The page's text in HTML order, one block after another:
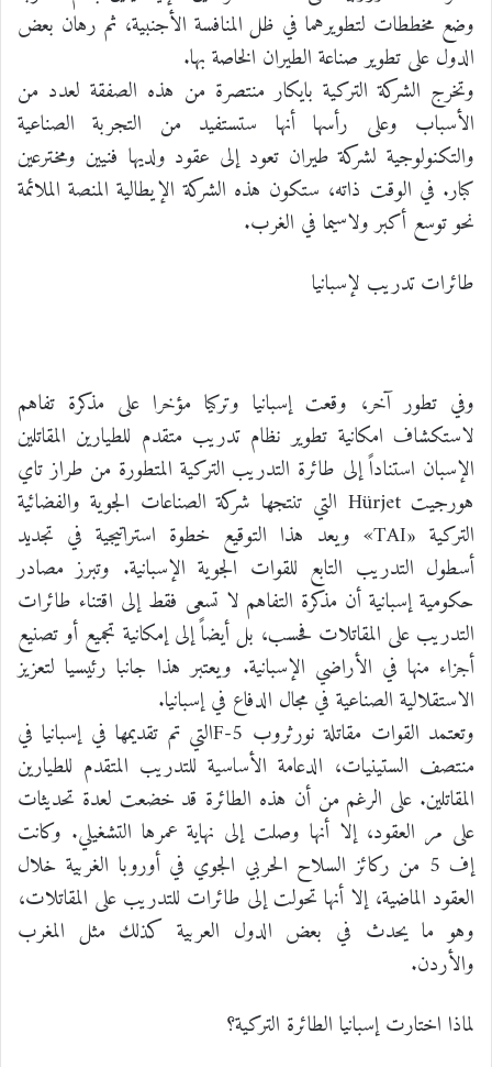
وضع مخططات لتطويرهما في ظل المنافسة الأجنبية، ثم رهان بعض
الدول على تطوير صناعة الطيران الخاصة بها.
وتخرج الشركة التركية بايكار منتصرة من هذه الصفقة لعدد من
الأسباب وعلى رأسها أنها ستستفيد من التجربة الصناعية
والتكنولوجية لشركة طيران تعود إلى عقود ولديها فنيين ومخترعين
كبار. في الوقت ذاته، ستكون هذه الشركة الإيطالية المنصة الملائمة
نحو توسع أكبر ولاسيما في الغرب.
طائرات تدريب لإسبانيا
وفي تطور آخر، وقعت إسبانيا وتركيا مؤخرا على مذكرة تفاهم
لاستكشاف امكانية تطوير نظام تدريب متقدم للطيارين المقاتلين
الإسبان استناداً إلى طائرة التدريب التركية المتطورة من طراز تاي
هورجيت Hürjet التي تنتجها شركة الصناعات الجوية والفضائية
التركية «TAI» ويعد هذا التوقيع خطوة استراتيجية في تجديد
أسطول التدريب التابع للقوات الجوية الإسبانية. وتبرز مصادر
حكومية إسبانية أن مذكرة التفاهم لا تسعى فقط إلى اقتناء طائرات
التدريب على المقاتلات فحسب، بل أيضاً إلى إمكانية تجميع أو تصنيع
أجزاء منها في الأراضي الإسبانية. ويعتبر هذا جانبا رئيسيا لتعزيز
الاستقلالية الصناعية في مجال الدفاع في إسبانيا.
وتعتمد القوات مقاتلة نورثروب F-5التي تم تقديمها في إسبانيا في
منتصف الستينيات، الدعامة الأساسية للتدريب المتقدم للطيارين
المقاتلين. على الرغم من أن هذه الطائرة قد خضعت لعدة تحديثات
على مر العقود، إلا أنها وصلت إلى نهاية عمرها التشغيلي. وكانت
إف 5 من ركائز السلاح الحربي الجوي في أوروبا الغربية خلال
العقود الماضية، إلا أنها تحولت إلى طائرات للتدريب على المقاتلات،
وهو ما يحدث في بعض الدول العربية كذلك مثل المغرب
والأردن.
لماذا اختارت إسبانيا الطائرة التركية؟